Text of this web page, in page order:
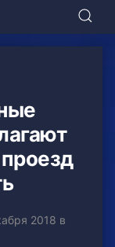
2018 в